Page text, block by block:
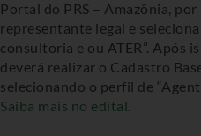
Portal do PRS – Amazônia, por
representante legal e
consultoria e ou ATER”. Após
deverá realizar o Cadastro
selecionando o perfil de
Saiba mais no edital.